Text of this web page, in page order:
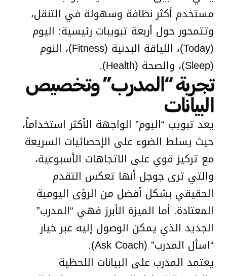
مستخدم أكثر نظافة وسهولة في التنقل،
وتتمحور حول أربعة تبويبات رئيسية: اليوم
(Today)، اللياقة البدنية (Fitness)، النوم
(Sleep)، والصحة (Health).
تجربة “المدرب” وتخصيص
البيانات
يعد تبويب “اليوم” الواجهة الأكثر استخداماً،
حيث يسلط الضوء على الإحصائيات السريعة
مع تركيز قوي على الاتجاهات الأسبوعية،
والتي ترى جوجل أنها تعكس التقدم
الحقيقي بشكل أفضل من الرؤى اليومية
المعتادة. أما الميزة الأبرز فهي “المدرب”
الجديد الذي يمكن الوصول إليه عبر خيار
“اسأل المدرب” (Ask Coach).
يعتمد المدرب على البيانات اللحظية